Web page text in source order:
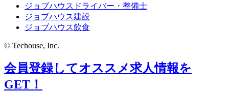
ジョブハウスドライバー・整備士
ジョブハウス建設
ジョブハウス飲食
© Techouse, Inc.
会員登録してオススメ求人情報を
GET！